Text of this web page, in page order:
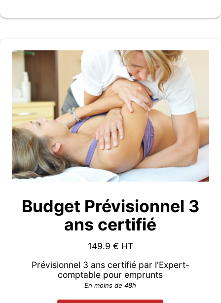
Budget Prévisionnel 3
ans certifié
149.9 € HT
Prévisionnel 3 ans certifié par l'Expert-
comptable pour emprunts
En moins de 48h